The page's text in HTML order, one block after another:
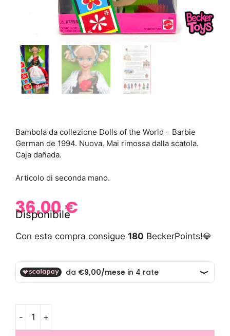
Bambola da collezione Dolls of the World – Barbie
German de 1994. Nuova. Mai rimossa dalla scatola.
Caja dañada.
Articolo di seconda mano.
36,00€
Disponibile
Con esta compra consigue 180 BeckerPoints!💎
- +